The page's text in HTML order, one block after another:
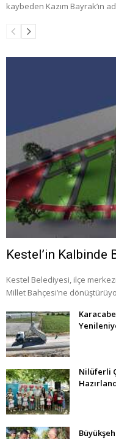
kaybeden Kazım Bayrak’ın
Kestel’in Kalbinde
Kestel Belediyesi, ilçe
Millet Bahçesi’ne
Nilüferli